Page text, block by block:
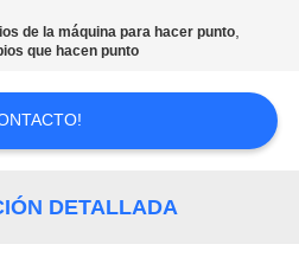
de la máquina para hacer punto,
que hacen punto
DETALLADA